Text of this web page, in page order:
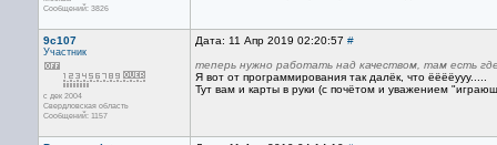
Сообщений: 3826
9c107
Участник
с дек 2004
Свердловская область
Сообщений: 1157
Дата: 11 Апр 2019 02:20:57 #
теперь нужно работать над качеством, там есть
Я вот от программирования так далёк, что ёёёёууу.....
Тут вам и карты в руки (с почётом и уважением